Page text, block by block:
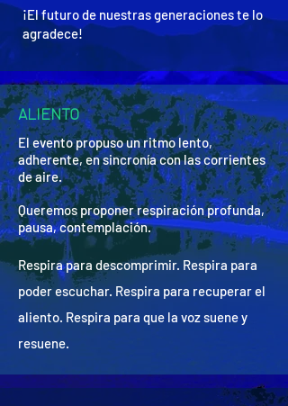
¡El futuro de nuestras generaciones te lo
agradece!
ALIENTO
El evento propuso un ritmo lento,
adherente, en sincronía con las corrientes
de aire.
Queremos proponer respiración profunda,
pausa, contemplación.
Respira para descomprimir. Respira para
poder escuchar. Respira para recuperar el
aliento. Respira para que la voz suene y
resuene.